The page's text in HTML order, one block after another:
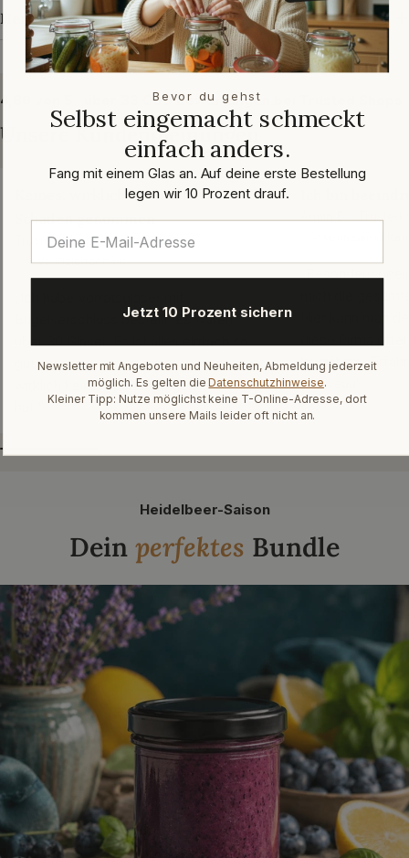
Herstellerangaben
4,89 von 5 · über 33.000 Bewertungen bei Trusted Shops
Unsere Kundenmeinungen
Keines, wirklich keines, hat
Schaden genommen
Trusted Shops · März 2026
✓ Verifizierter Kauf
Bügelverschluss bestellt. Es waren
über 30 Gläser. Es ist alles einfach so
gut verpackt gewesen, dass keines,
wirklich keines, Schaden genommen
Armin D. · Trusted
„Besonders
langjährige
Chapeau“
Heidelbeer-Saison
Dein perfektes Bundle
Bevor du gehst
Selbst eingemacht schmeckt
einfach anders.
Fang mit einem Glas an. Auf deine erste Bestellung
legen wir 10 Prozent drauf.
Jetzt 10 Prozent sichern
Newsletter mit Angeboten und Neuheiten, Abmeldung jederzeit
möglich. Es gelten die Datenschutzhinweise.
Kleiner Tipp: Nutze möglichst keine T-Online-Adresse, dort
kommen unsere Mails leider oft nicht an.